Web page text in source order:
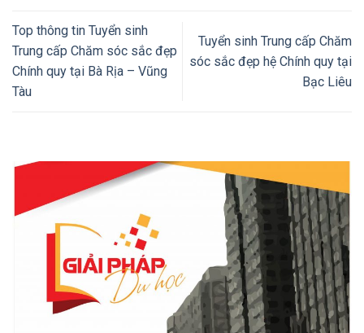
Top thông tin Tuyển sinh
Trung cấp Chăm sóc sắc đẹp
Chính quy tại Bà Rịa – Vũng
Tàu
Tuyển sinh Trung cấp Chăm
sóc sắc đẹp hệ Chính quy tại
Bạc Liêu